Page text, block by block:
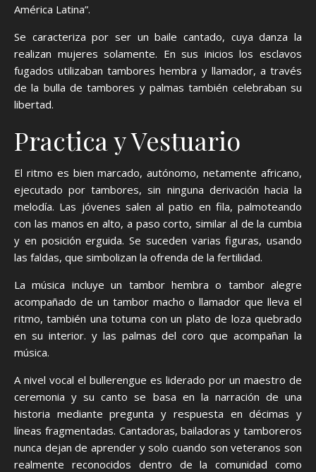
América Latina”.
Se caracteriza por ser un baile cantado, cuya danza la
realizan mujeres solamente. En sus inicios los esclavos
fugados utilizaban tambores hembra y llamador, a través
de la bulla de tambores y palmas también celebraban su
libertad.
Practica y Vestuario
El ritmo es bien marcado, autónomo, netamente africano,
ejecutado por tambores, sin ninguna derivación hacia la
melodía. Las jóvenes salen al patio en fila, palmoteando
con las manos en alto, a paso corto, similar al de la cumbia
y en posición erguida. Se suceden varias figuras, usando
las faldas, que simbolizan la ofrenda de la fertilidad.
La música incluye un tambor hembra o tambor alegre
acompañado de un tambor macho o llamador que lleva el
ritmo, también una totuma con un plato de loza quebrado
en su interior. y las palmas del coro que acompañan la
música.
A nivel vocal el bullerengue es liderado por un maestro de
ceremonia y su canto se basa en la narración de una
historia mediante pregunta y respuesta en décimas y
líneas fragmentadas. Cantadoras, bailadoras y tamboreros
nunca dejan de aprender y solo cuando son veteranos son
realmente reconocidos dentro de la comunidad como